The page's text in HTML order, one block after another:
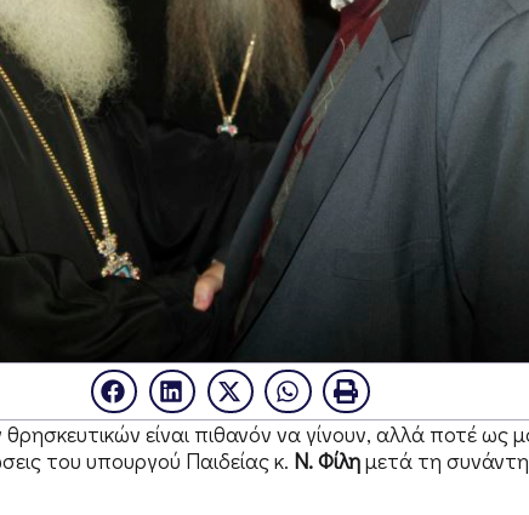
είναι πιθανόν να γίνουν, αλλά ποτέ ως
του υπουργού Παιδείας κ. Ν. Φίλημετά τη